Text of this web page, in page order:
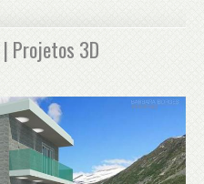
Projetos 3D